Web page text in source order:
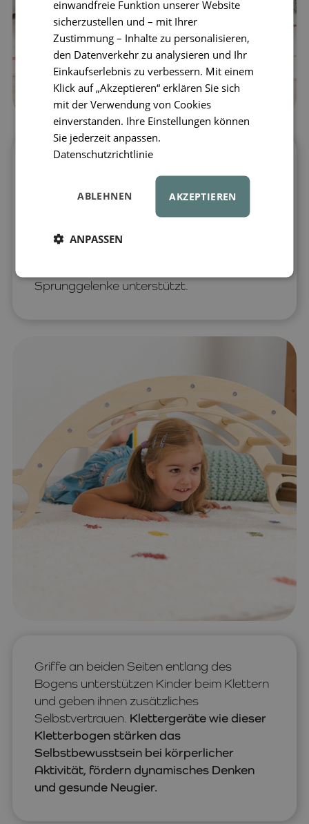
Kletterbogens ist es, dem Kind eine
sichere Umgebung zu bieten, in der sich
seine Grobmotorik und die
Körperkoordination natürlich entwickeln.
Sprunggelenke unterstützt.
Griffe an beiden Seiten entlang des
Bogens unterstützen Kinder beim Klettern
und geben ihnen zusätzliches
Selbstvertrauen. Klettergeräte wie dieser
Kletterbogen stärken das
Selbstbewusstsein bei körperlicher
Aktivität, fördern dynamisches Denken
und gesunde Neugier.
einwandfreie Funktion unserer Website
sicherzustellen und – mit Ihrer
Zustimmung – Inhalte zu personalisieren,
den Datenverkehr zu analysieren und Ihr
Einkaufserlebnis zu verbessern. Mit einem
Klick auf „Akzeptieren“ erklären Sie sich
mit der Verwendung von Cookies
einverstanden. Ihre Einstellungen können
Sie jederzeit anpassen.
Datenschutzrichtlinie
AKZEPTIEREN
ABLEHNEN
ANPASSEN